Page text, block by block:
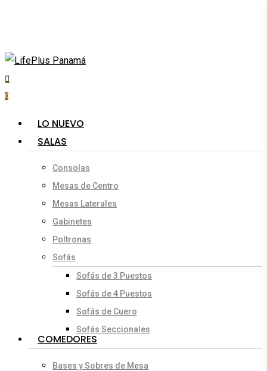
content
search
account
0
LO NUEVO
SALAS
Consolas
Mesas de Centro
Mesas Laterales
Gabinetes
Poltronas
Sofás
Sofás de 3 Puestos
Sofás de 4 Puestos
Sofás de Cuero
Sofás Seccionales
COMEDORES
Bases y Sobres de Mesa